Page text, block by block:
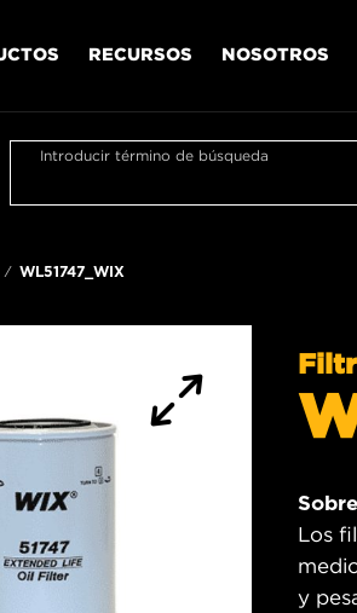
RECURSOS NOSOTROS
Introducir término de búsqueda
WL51747_WIX
Los
y